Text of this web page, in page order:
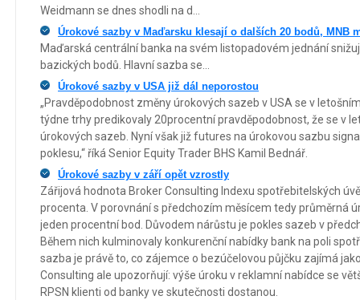
Weidmann se dnes shodli na d...
Úrokové sazby v Maďarsku klesají o dalších 20 bodů, MNB
Maďarská centrální banka na svém listopadovém jednání
bazických bodů. Hlavní sazba se...
Úrokové sazby v USA již dál neporostou
„Pravděpodobnost změny úrokových sazeb v USA se v
týdne trhy predikovaly 20procentní pravděpodobnost, že se v
úrokových sazeb. Nyní však již futures na úrokovou sazbu
poklesu,“ říká Senior Equity Trader BHS Kamil Bednář.
Úrokové sazby v září opět vzrostly
Zářijová hodnota Broker Consulting Indexu spotřebitelských
procenta. V porovnání s předchozím měsícem tedy průměrná
jeden procentní bod. Důvodem nárůstu je pokles sazeb v
Během nich kulminovaly konkurenční nabídky bank na poli
sazba je právě to, co zájemce o bezúčelovou půjčku zajímá
Consulting ale upozorňují: výše úroku v reklamní nabídce se
RPSN klienti od banky ve skutečnosti dostanou.